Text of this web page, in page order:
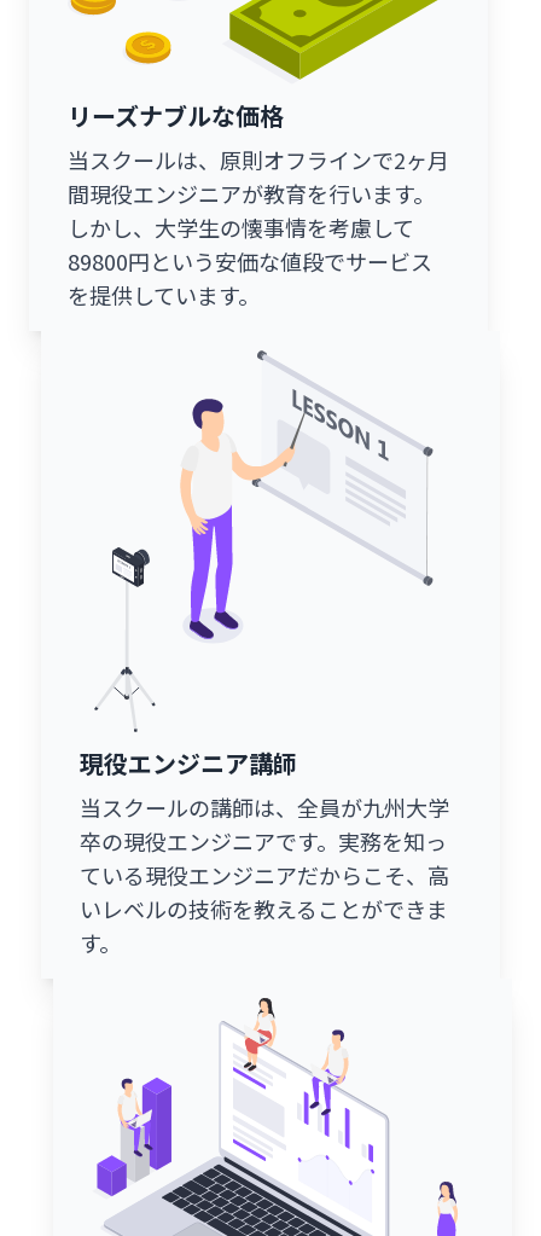
リーズナブルな価格
当スクールは、原則オフラインで2ヶ月
間現役エンジニアが教育を行います。
しかし、大学生の懐事情を考慮して
89800円という安価な値段でサービス
を提供しています。
現役エンジニア講師
当スクールの講師は、全員が九州大学
卒の現役エンジニアです。実務を知っ
ている現役エンジニアだからこそ、高
いレベルの技術を教えることができま
す。